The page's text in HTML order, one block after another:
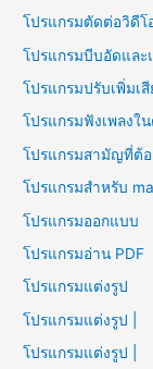
โปรแกรมตัดต่อวิดีโ
โปรแกรมบีบอัดและ
โปรแกรมปรับเพิ่มเ
โปรแกรมฟังเพลงใ
โปรแกรมสามัญที่ต้อ
โปรแกรมสำหรับ
โปรแกรมออกแบบ
โปรแกรมอ่าน PDF
โปรแกรมแต่งรูป
โปรแกรมแต่งรูป |
โปรแกรมแต่งรูป |